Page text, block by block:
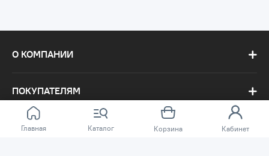
Главная Каталог Корзина Кабинет
О КОМПАНИИ
ПОКУПАТЕЛЯМ